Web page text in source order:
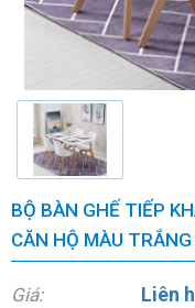
BỘ BÀN GHẾ TIẾP
CĂN HỘ MÀU
Giá: Liên